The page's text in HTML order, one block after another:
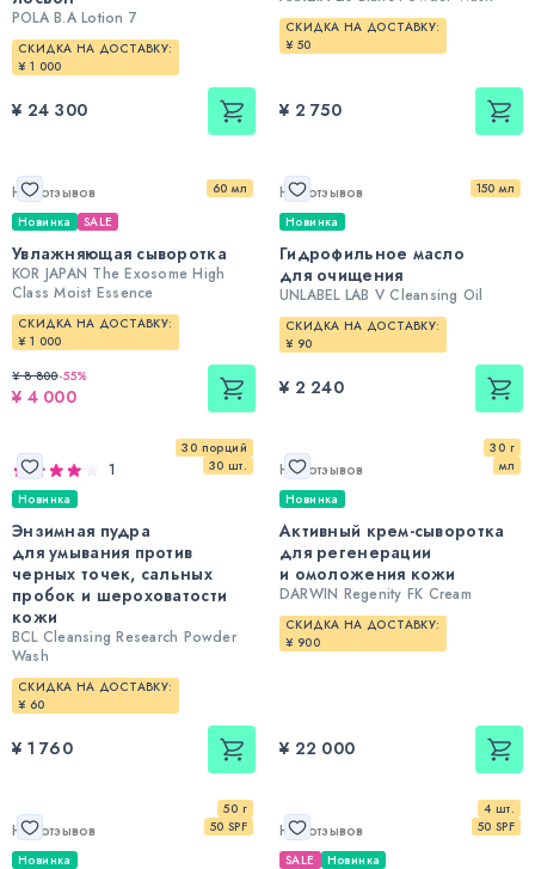
POLA B.A Lotion 7
СКИДКА НА ДОСТАВКУ:
¥ 1 000
¥ 24 300
СКИДКА НА ДОСТАВКУ:
¥ 50
¥ 2 750
60 мл
Нет отзывов
Новинка SALE
Увлажняющая сыворотка
KOR JAPAN The Exosome High
Class Moist Essence
СКИДКА НА ДОСТАВКУ:
¥ 1 000
¥ 8 800-55%
¥ 4 000
150 мл
Нет отзывов
Новинка
Гидрофильное масло
для очищения
UNLABEL LAB V Cleansing Oil
СКИДКА НА ДОСТАВКУ:
¥ 90
¥ 2 240
30 порций
30 шт.
1
Новинка
Энзимная пудра
для умывания против
черных точек, сальных
пробок и шероховатости
кожи
BCL Cleansing Research Powder
Wash
СКИДКА НА ДОСТАВКУ:
¥ 60
¥ 1 760
30 г
мл
Нет отзывов
Новинка
Активный крем-сыворотка
для регенерации
и омоложения кожи
DARWIN Regenity FK Cream
СКИДКА НА ДОСТАВКУ:
¥ 900
¥ 22 000
50 г
50 SPF
Нет отзывов
Новинка
4 шт.
50 SPF
Нет отзывов
SALE Новинка